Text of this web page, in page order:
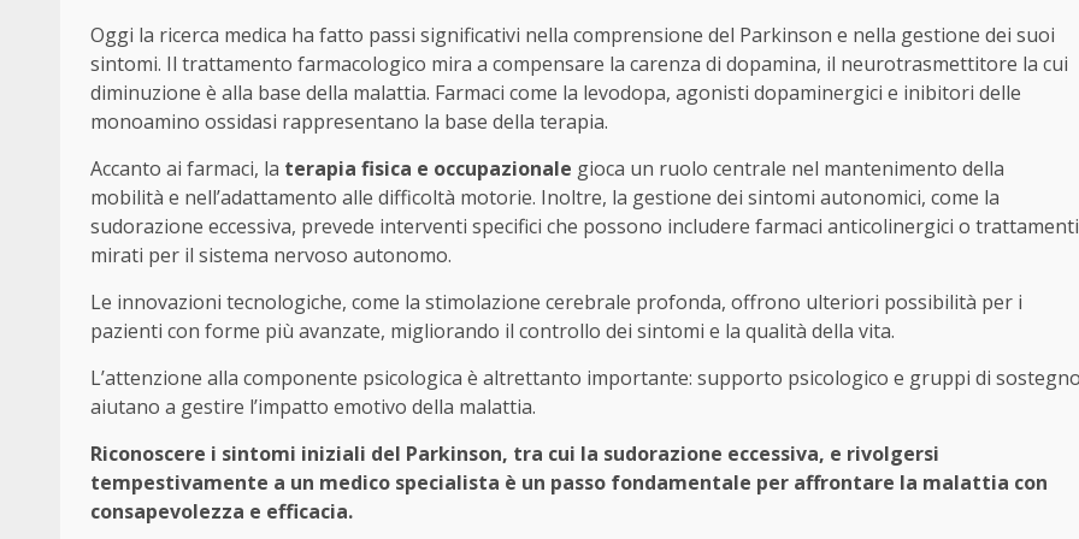
Oggi la ricerca medica ha fatto passi significativi nella comprensione del Parkinson e nella gestione dei suoi
sintomi. Il trattamento farmacologico mira a compensare la carenza di dopamina, il neurotrasmettitore la cui
diminuzione è alla base della malattia. Farmaci come la levodopa, agonisti dopaminergici e inibitori delle
monoamino ossidasi rappresentano la base della terapia.
Accanto ai farmaci, la terapia fisica e occupazionale gioca un ruolo centrale nel mantenimento della
mobilità e nell’adattamento alle difficoltà motorie. Inoltre, la gestione dei sintomi autonomici, come la
sudorazione eccessiva, prevede interventi specifici che possono includere farmaci anticolinergici o trattamenti
mirati per il sistema nervoso autonomo.
Le innovazioni tecnologiche, come la stimolazione cerebrale profonda, offrono ulteriori possibilità per i
pazienti con forme più avanzate, migliorando il controllo dei sintomi e la qualità della vita.
L’attenzione alla componente psicologica è altrettanto importante: supporto psicologico e gruppi di
aiutano a gestire l’impatto emotivo della malattia.
Riconoscere i sintomi iniziali del Parkinson, tra cui la sudorazione eccessiva, e rivolgersi
tempestivamente a un medico specialista è un passo fondamentale per affrontare la malattia con
consapevolezza e efficacia.